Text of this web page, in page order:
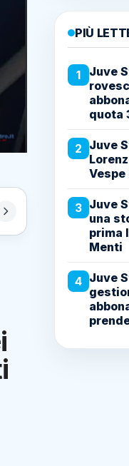
PIÙ
1
Juve
quota
2 Juve
Vespe
3 Juve
una
prima
Menti
4 Juve